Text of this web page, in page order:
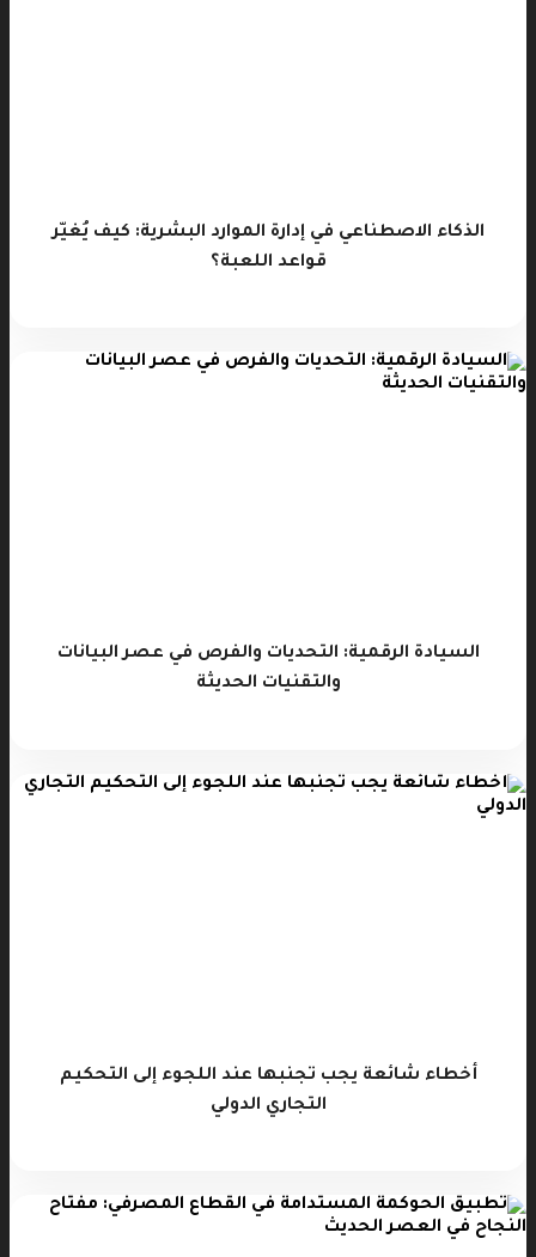
الذكاء الاصطناعي في إدارة الموارد البشرية: كيف يُغيّر
قواعد اللعبة؟
السيادة الرقمية: التحديات والفرص في عصر البيانات
والتقنيات الحديثة
أخطاء شائعة يجب تجنبها عند اللجوء إلى التحكيم
التجاري الدولي